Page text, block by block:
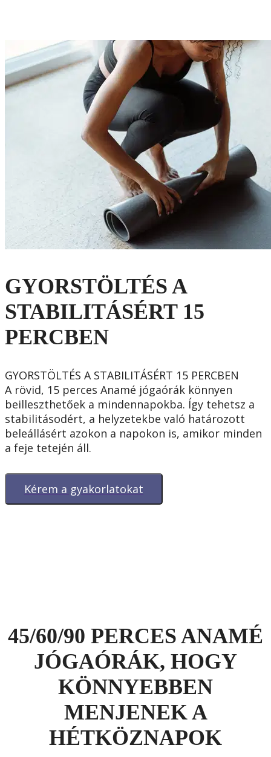
GYORSTÖLTÉS A
STABILITÁSÉRT 15
PERCBEN
GYORSTÖLTÉS A STABILITÁSÉRT 15 PERCBEN
A rövid, 15 perces Anamé jógaórák könnyen
beilleszthetőek a mindennapokba. Így tehetsz a
stabilitásodért, a helyzetekbe való határozott
beleállásért azokon a napokon is, amikor minden
a feje tetején áll.
Kérem a gyakorlatokat
45/60/90 PERCES ANAMÉ
JÓGAÓRÁK, HOGY
KÖNNYEBBEN
MENJENEK A
HÉTKÖZNAPOK